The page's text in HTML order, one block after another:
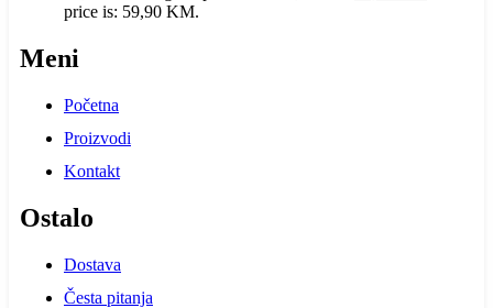
price is: 59,90 KM.
Meni
Početna
Proizvodi
Kontakt
Ostalo
Dostava
Česta pitanja